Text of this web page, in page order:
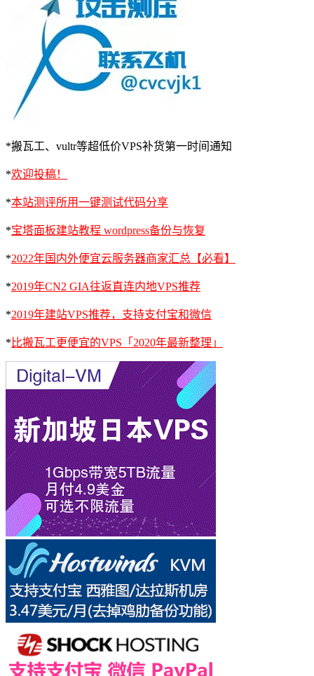
*搬瓦工、vultr等超低价VPS补货第一时间通知
*欢迎投稿！
*本站测评所用一键测试代码分享
*宝塔面板建站教程 wordpress备份与恢复
*2022年国内外便宜云服务器商家汇总【必看】
*2019年CN2 GIA往返直连内地VPS推荐
*2019年建站VPS推荐，支持支付宝和微信
* 比搬瓦工更便宜的VPS「2020年最新整理」